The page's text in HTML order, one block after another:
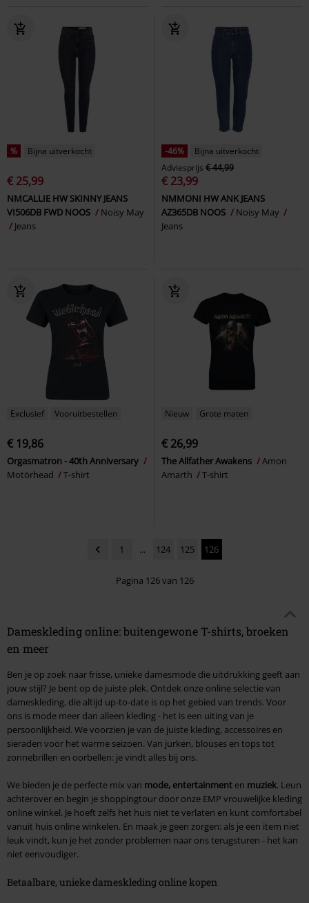
% Bijna uitverkocht
€ 25,99
NMCALLIE HW SKINNY JEANS
VI506DB FWD NOOS
Noisy May
Jeans
-46%
Bijna uitverkocht
Adviesprijs € 44,99
€ 23,99
NMMONI HW ANK JEANS
AZ365DB NOOS
Noisy May
Jeans
Exclusief Vooruitbestellen
€ 19,86
Orgasmatron - 40th Anniversary
Motörhead
T-shirt
Nieuw Grote maten
€ 26,99
The Allfather Awakens
Amon
Amarth
T-shirt
1 ... 124 125 126
Pagina 126 van 126
Dameskleding online: buitengewone T-shirts, broeken
en meer
Ben je op zoek naar frisse, unieke damesmode die uitdrukking geeft aan
jouw stijl? Je bent op de juiste plek. Ontdek onze online selectie van
dameskleding, die altijd up-to-date is op het gebied van trends. Voor
ons is mode meer dan alleen kleding - het is een uiting van je
persoonlijkheid. We voorzien je van de juiste kleding, accessoires en
sieraden voor het warme seizoen. Van jurken, blouses en tops tot
zonnebrillen en oorbellen: je vindt alles bij ons.
We bieden je de perfecte mix van mode, entertainment en muziek. Leun
achterover en begin je shoppingtour door onze EMP vrouwelijke kleding
online winkel. Je hoeft zelfs het huis niet te verlaten en kunt comfortabel
vanuit huis online winkelen. En maak je geen zorgen: als je een item niet
leuk vindt, kun je het zonder problemen naar ons terugsturen - het kan
niet eenvoudiger.
Betaalbare, unieke dameskleding online kopen